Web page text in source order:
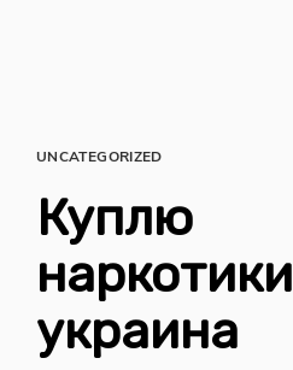
UNCATEGORIZED
Куплю
наркотики
украина